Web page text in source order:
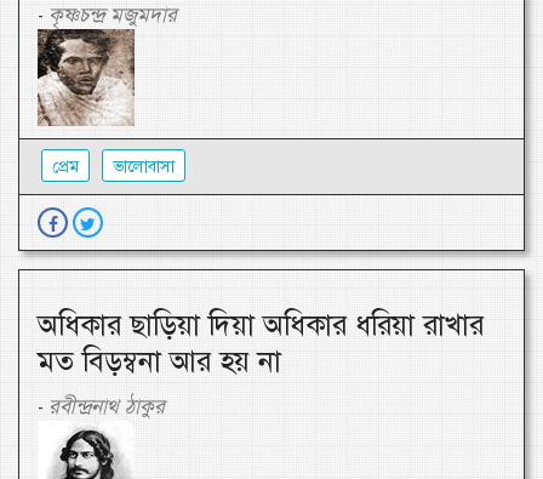
- কৃষ্ণচন্দ্র মজুমদার
প্রেম ভালোবাসা
অধিকার ছাড়িয়া দিয়া অধিকার ধরিয়া রাখার
মত বিড়ম্বনা আর হয় না
- রবীন্দ্রনাথ ঠাকুর